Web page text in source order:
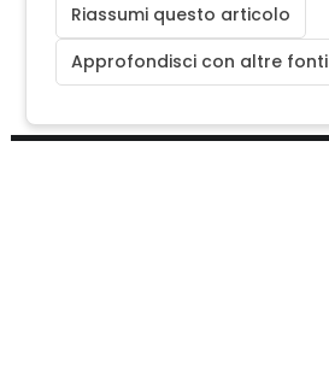
Riassumi questo articolo
Approfondisci con altre fonti